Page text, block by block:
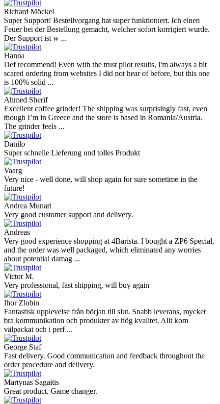
Richard Möckel
Super Support! Bestellvorgang hat super funktioniert. Ich einen
Feuer bei der Bestellung gemacht, welcher sofort korrigiert wurde.
Der Support ist w ...
Hanna
Def recommend! Even with the trust pilot results, I'm always a bit
scared ordering from websites I did not hear of before, but this one
is 100% solid ...
Ahmed Sherif
Excellent coffee grinder! The shipping was surprisingly fast, even
though I’m in Greece and the store is based in Romania/Austria.
The grinder feels ...
Danilo
Super schnelle Lieferung und tolles Produkt
Vaarg
Very nice - well done, will shop again for sure sometime in the
future!
Andrea Munari
Very good customer support and delivery.
Andreas
Very good experience shopping at 4Barista. I bought a ZP6 Special,
and the order was well packaged, which eliminated any worries
about potential damag ...
Victor M.
Very professional, fast shipping, will buy again
Ihor Zlobin
Fantastisk upplevelse från början till slut. Snabb leverans, mycket
bra kommunikation och produkter av hög kvalitet. Allt kom
välpackat och i perf ...
George Staf
Fast delivery. Good communication and feedback throughout the
order procedure and delivery.
Martynas Sagaitis
Great product. Game changer.